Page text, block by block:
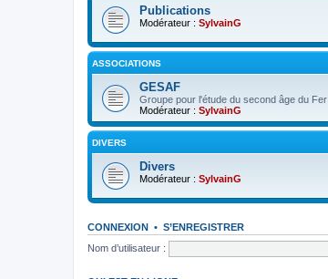
Publications
Modérateur : SylvainG
ASSOCIATIONS
GESAF
Groupe pour l'étude du second âge du Fer
Modérateur : SylvainG
DIVERS
Divers
Modérateur : SylvainG
CONNEXION • S’ENREGISTRER
Nom d’utilisateur :